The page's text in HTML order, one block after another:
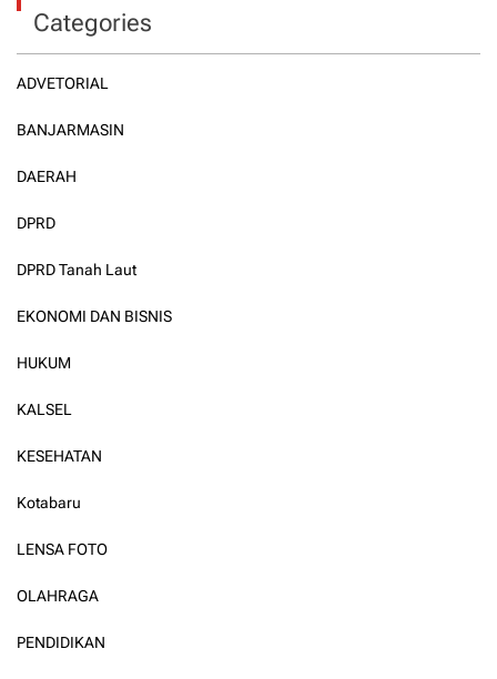
Categories
ADVETORIAL
BANJARMASIN
DAERAH
DPRD
DPRD Tanah Laut
EKONOMI DAN BISNIS
HUKUM
KALSEL
KESEHATAN
Kotabaru
LENSA FOTO
OLAHRAGA
PENDIDIKAN